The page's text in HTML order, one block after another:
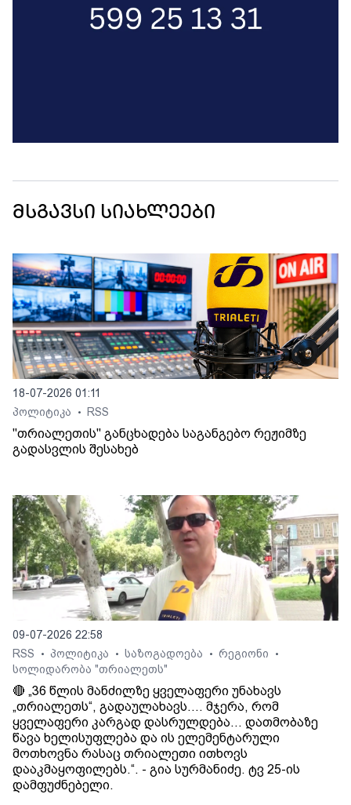
მსგავსი სიახლეები
18-07-2026 01:11
პოლიტიკა
• RSS
"თრიალეთის" განცხადება საგანგებო რეჟიმზე
გადასვლის შესახებ
09-07-2026 22:58
RSS
• პოლიტიკა • საზოგადოება • რეგიონი •
სოლიდარობა "თრიალეთს"
🔴 „36 წლის მანძილზე ყველაფერი უნახავს
„თრიალეთს“, გადაულახავს.... მჯერა, რომ
ყველაფერი კარგად დასრულდება... დათმობაზე
წავა ხელისუფლება და ის ელემენტარული
მოთხოვნა რასაც თრიალეთი ითხოვს
დააკმაყოფილებს.“. - გია სურმანიძე. ტვ 25-ის
დამფუძნებელი.